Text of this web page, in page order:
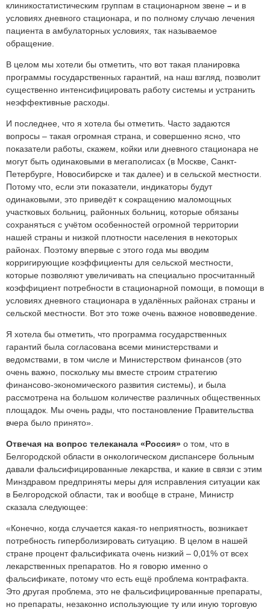
клиникостатистическим группам в стационарном звене – и в
условиях дневного стационара, и по полному случаю лечения
пациента в амбулаторных условиях, так называемое
обращение.
В целом мы хотели бы отметить, что вот такая планировка
программы государственных гарантий, на наш взгляд, позволит
существенно интенсифицировать работу системы и устранить
неэффективные расходы.
И последнее, что я хотела бы отметить. Часто задаются
вопросы – такая огромная страна, и совершенно ясно, что
показатели работы, скажем, койки или дневного стационара не
могут быть одинаковыми в мегаполисах (в Москве, Санкт-
Петербурге, Новосибирске и так далее) и в сельской местности.
Потому что, если эти показатели, индикаторы будут
одинаковыми, это приведёт к сокращению маломощных
участковых больниц, районных больниц, которые обязаны
сохраняться с учётом особенностей огромной территории
нашей страны и низкой плотности населения в некоторых
районах. Поэтому впервые с этого года мы вводим
корригирующие коэффициенты для сельской местности,
которые позволяют увеличивать на специально просчитанный
коэффициент потребности в стационарной помощи, в помощи в
условиях дневного стационара в удалённых районах страны и
сельской местности. Вот это тоже очень важное нововведение.
Я хотела бы отметить, что программа государственных
гарантий была согласована всеми министерствами и
ведомствами, в том числе и Министерством финансов (это
очень важно, поскольку мы вместе строим стратегию
финансово-экономического развития системы), и была
рассмотрена на большом количестве различных общественных
площадок. Мы очень рады, что постановление Правительства
вчера было принято».
Отвечая на вопрос телеканала «Россия» о том, что в
Белгородской области в онкологическом диспансере больным
давали фальсифицированные лекарства, и какие в связи с этим
Минздравом предприняты меры для исправления ситуации как
в Белгородской области, так и вообще в стране, Министр
сказала следующее:
«Конечно, когда случается какая-то неприятность, возникает
потребность гиперболизировать ситуацию. В целом в нашей
стране процент фальсификата очень низкий – 0,01% от всех
лекарственных препаратов. Но я говорю именно о
фальсификате, потому что есть ещё проблема контрафакта.
Это другая проблема, это не фальсифицированные препараты,
но препараты, незаконно использующие ту или иную торговую